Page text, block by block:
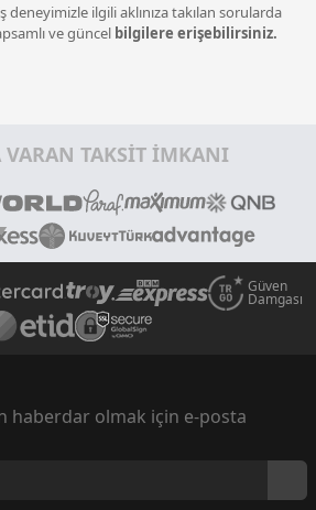
deneyimizle ilgili aklınıza takılan sorularda
ve güncel bilgilere erişebilirsiniz.
VARAN TAKSİT İMKANI
Güven
Damgası
haberdar olmak için e-posta